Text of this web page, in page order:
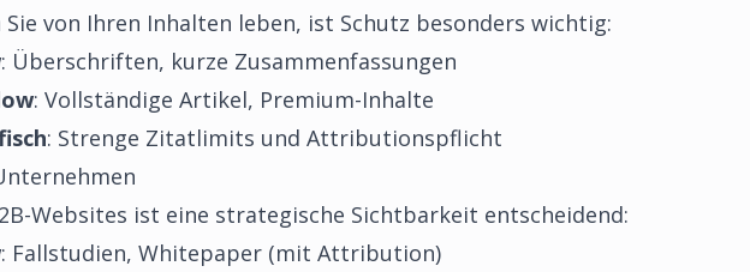
Sie von Ihren Inhalten leben, ist Schutz besonders wichtig:
: Überschriften, kurze Zusammenfassungen
: Vollständige Artikel, Premium-Inhalte
: Strenge Zitatlimits und Attributionspflicht
Websites ist eine strategische Sichtbarkeit entscheidend:
: Fallstudien, Whitepaper (mit Attribution)